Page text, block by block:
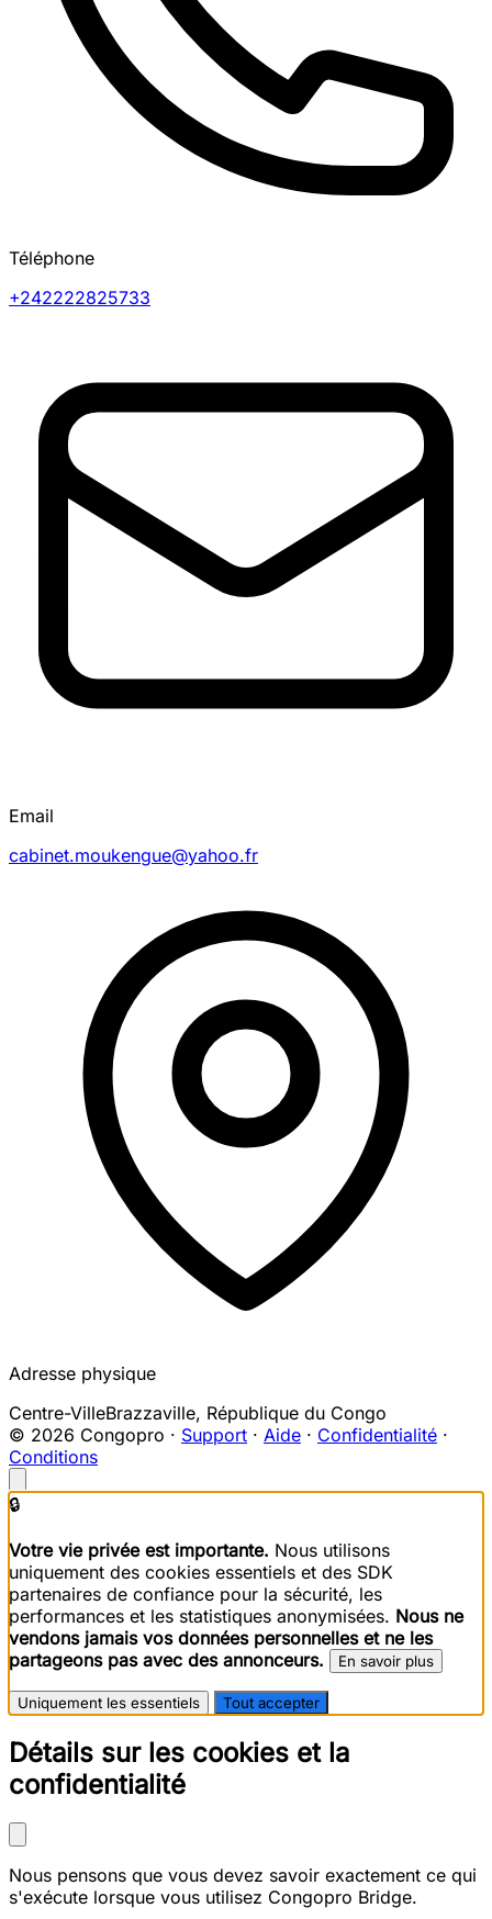
Téléphone
+242222825733
Email
cabinet.moukengue@yahoo.fr
Adresse physique
Centre-VilleBrazzaville, République du Congo
© 2026 Congopro · Support · Aide · Confidentialité ·
Conditions
🔒
Votre vie privée est importante. Nous utilisons
uniquement des cookies essentiels et des SDK
partenaires de confiance pour la sécurité, les
performances et les statistiques anonymisées. Nous ne
vendons jamais vos données personnelles et ne les
partageons pas avec des annonceurs.
En savoir plus
Uniquement les essentiels Tout accepter
Détails sur les cookies et la
confidentialité
Nous pensons que vous devez savoir exactement ce qui
s'exécute lorsque vous utilisez Congopro Bridge.